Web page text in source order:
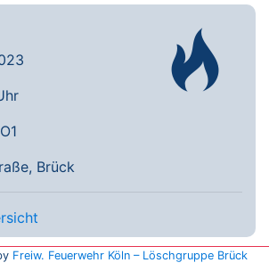
Brück
Freiw. Feuerwehr Köln – Löschgruppe Brück